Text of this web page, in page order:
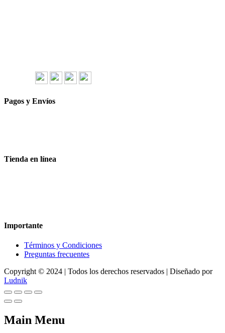
Pagos y Envíos
Tienda en línea
Importante
Términos y Condiciones
Preguntas frecuentes
Copyright © 2024 | Todos los derechos reservados | Diseñado por
Ludnik
Main Menu